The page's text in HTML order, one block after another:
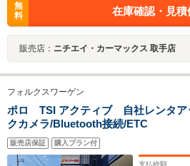
無
料
在庫確認・見積
販売店： ニチエイ・カーマックス 取手店
フォルクスワーゲン
ポロ TSI アクティブ 自社レンタア
クカメラ/Bluetooth接続/ETC
販売店保証 購入プラン付